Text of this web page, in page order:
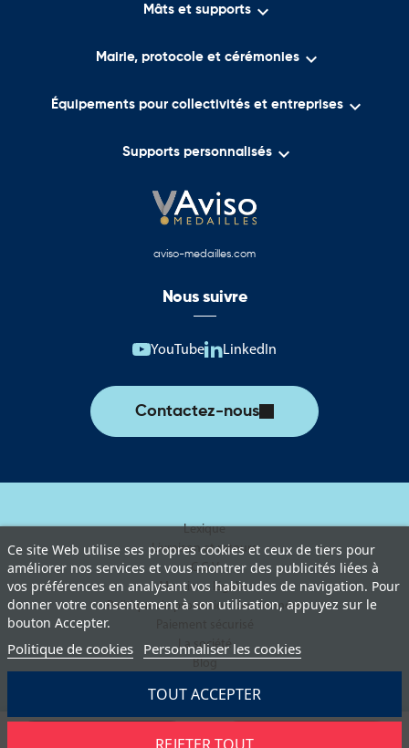
Mâts et supports 
Mairie, protocole et cérémonies 
Équipements pour collectivités et entreprises 
Supports personnalisés 
Ce site Web utilise ses propres cookies et ceux de tiers pour
améliorer nos services et vous montrer des publicités liées à
vos préférences en analysant vos habitudes de navigation. Pour
donner votre consentement à son utilisation, appuyez sur le
bouton Accepter.
Politique de cookies Personnaliser les cookies
TOUT ACCEPTER
aviso-medailles.com
Nous suivre
YouTube LinkedIn
Contactez-nous
Lexique
Livraison et retours
C.G.V
Mentions légales
Politique de protection des données
La société
Blog